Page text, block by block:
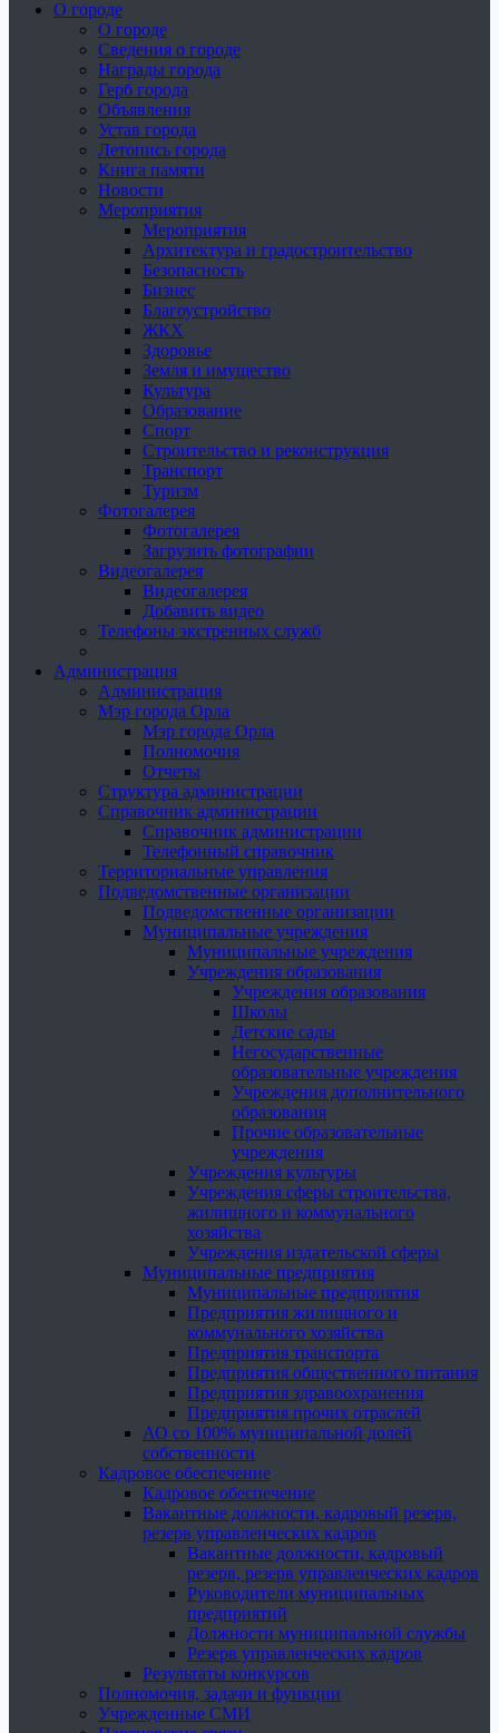
О городе
О городе
Сведения о городе
Награды города
Герб города
Объявления
Устав города
Летопись города
Книга памяти
Новости
Мероприятия
Мероприятия
Архитектура и градостроительство
Безопасность
Бизнес
Благоустройство
ЖКХ
Здоровье
Земля и имущество
Культура
Образование
Спорт
Строительство и реконструкция
Транспорт
Туризм
Фотогалерея
Фотогалерея
Загрузить фотографии
Видеогалерея
Видеогалерея
Добавить видео
Телефоны экстренных служб
Администрация
Администрация
Мэр города Орла
Мэр города Орла
Полномочия
Отчеты
Структура администрации
Справочник администрации
Справочник администрации
Телефонный справочник
Территориальные управления
Подведомственные организации
Подведомственные организации
Муниципальные учреждения
Муниципальные учреждения
Учреждения образования
Учреждения образования
Школы
Детские сады
Негосударственные
образовательные учреждения
Учреждения дополнительного
образования
Прочие образовательные
учреждения
Учреждения культуры
Учреждения сферы строительства,
жилищного и коммунального
хозяйства
Учреждения издательской сферы
Муниципальные предприятия
Муниципальные предприятия
Предприятия жилищного и
коммунального хозяйства
Предприятия транспорта
Предприятия общественного питания
Предприятия здравоохранения
Предприятия прочих отраслей
АО со 100% муниципальной долей
собственности
Кадровое обеспечение
Кадровое обеспечение
Вакантные должности, кадровый резерв,
резерв управленческих кадров
Вакантные должности, кадровый
резерв, резерв управленческих кадров
Руководители муниципальных
предприятий
Должности муниципальной службы
Резерв управленческих кадров
Результаты конкурсов
Полномочия, задачи и функции
Учрежденные СМИ